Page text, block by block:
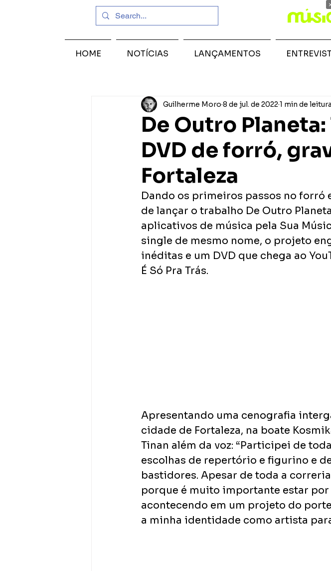
De Outro Planeta:
DVD de forró,
Fortaleza
Guilherme Moro 8 de jul. de 2022 1 min de leitura
Dando os primeiros passos no forró
de lançar o trabalho De Outro
aplicativos de música pela Sua
single de mesmo nome, o projeto
inéditas e um DVD que chega ao
É Só Pra Trás.
Apresentando uma cenografia
cidade de Fortaleza, na boate
Tinan além da voz: “Participei de
escolhas de repertório e figurino e
bastidores. Apesar de toda a
porque é muito importante estar
acontecendo em um projeto do
a minha identidade como artista
HOME NOTÍCIAS LANÇAMENTOS